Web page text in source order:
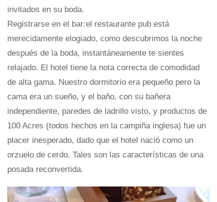
invitados en su boda.
Registrarse en el bar:el restaurante pub está
merecidamente elogiado, como descubrimos la noche
después de la boda, instantáneamente te sientes
relajado. El hotel tiene la nota correcta de comodidad
de alta gama. Nuestro dormitorio era pequeño pero la
cama era un sueño, y el baño, con su bañera
independiente, paredes de ladrillo visto, y productos de
100 Acres (todos hechos en la campiña inglesa) fue un
placer inesperado, dado que el hotel nació como un
orzuelo de cerdo. Tales son las características de una
posada reconvertida.